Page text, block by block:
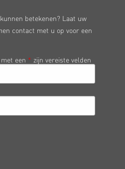
betekenen? Laat uw
contact met u op voor een
een * zijn vereiste velden